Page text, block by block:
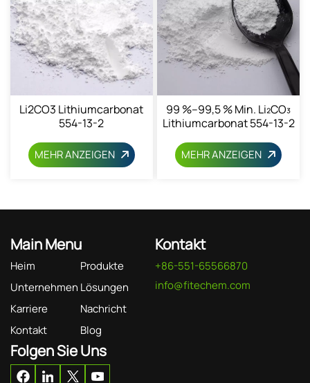
Li2CO3 Lithiumcarbonat
554-13-2
MEHR ANZEIGEN
99 %–99,5 % Min. Li₂CO₃
Lithiumcarbonat 554-13-2
MEHR ANZEIGEN
Main Menu
Heim
Produkte
Unternehmen Lösungen
Karriere
Nachricht
Kontakt
Blog
Kontakt
+86-551-65566870
info@fitechem.com
Folgen Sie Uns